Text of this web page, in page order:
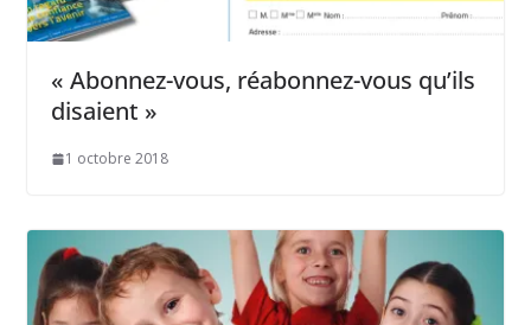
« Abonnez-vous, réabonnez-vous qu’ils
disaient »
1 octobre 2018